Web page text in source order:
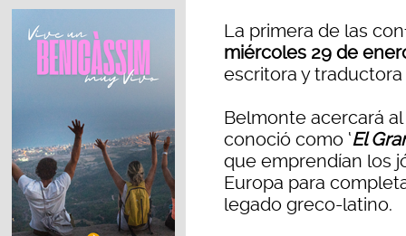
La primera de las
miércoles 29 de
escritora y traductora
Belmonte acercará
conoció como ‘El
que emprendían los
Europa para
legado greco-latino.